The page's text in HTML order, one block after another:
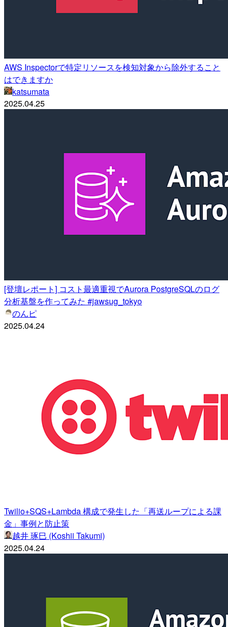
AWS Inspectorで特定リソースを検知対象から除外すること
はできますか
katsumata
2025.04.25
[登壇レポート] コスト最適重視でAurora PostgreSQLのログ
分析基盤を作ってみた #jawsug_tokyo
のんピ
2025.04.24
Twilio+SQS+Lambda 構成で発生した「再送ループによる課
金」事例と防止策
越井 琢巳 (Koshii Takumi)
2025.04.24